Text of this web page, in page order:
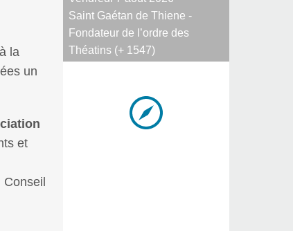
la
un
et
Saint Gaétan de Thiene -
Fondateur de l’ordre des
Théatins (+ 1547)